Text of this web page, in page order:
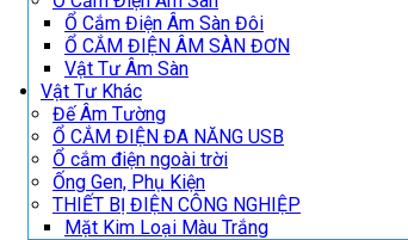
Ổ Cắm Điện Âm Sàn Đôi
Ổ CẮM ĐIỆN ÂM SÀN ĐƠN
Vật Tư Âm Sàn
Vật Tư Khác
Đế Âm Tường
Ổ CẮM ĐIỆN ĐA NĂNG USB
Ổ cắm điện ngoài trời
Ống Gen, Phụ Kiện
THIẾT BỊ ĐIỆN CÔNG NGHIỆP
Mặt Kim Loại Màu Trắng